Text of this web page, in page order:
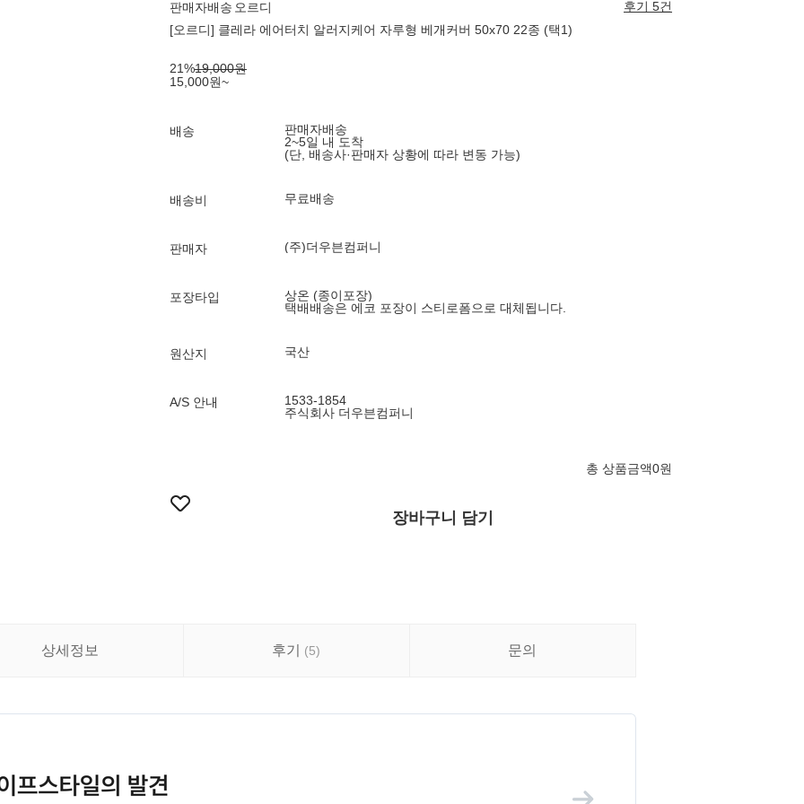
판매자배송 오르디
후기 5건
[오르디] 클레라 에어터치 알러지케어 자루형 베개커버 50x70 22종 (택1)
21%19,000원
15,000원~
배송
판매자배송
2~5일 내 도착
(단, 배송사·판매자 상황에 따라 변동 가능)
배송비 무료배송
판매자 (주)더우븐컴퍼니
포장타입
상온 (종이포장)
택배배송은 에코 포장이 스티로폼으로 대체됩니다.
원산지 국산
A/S 안내
1533-1854
주식회사 더우븐컴퍼니
총 상품금액0원
장바구니 담기
상세정보 후기 (5) 문의